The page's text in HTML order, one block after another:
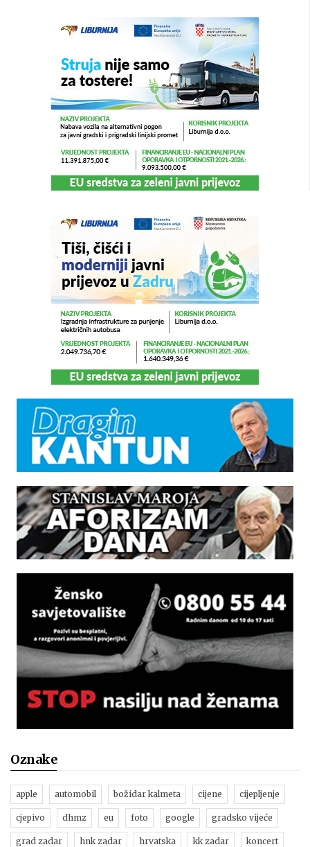
Oznake
apple automobil božidar kalmeta cijene cijepljenje
cjepivo dhmz eu foto google gradsko vijeće
grad zadar hnk zadar hrvatska kk zadar koncert